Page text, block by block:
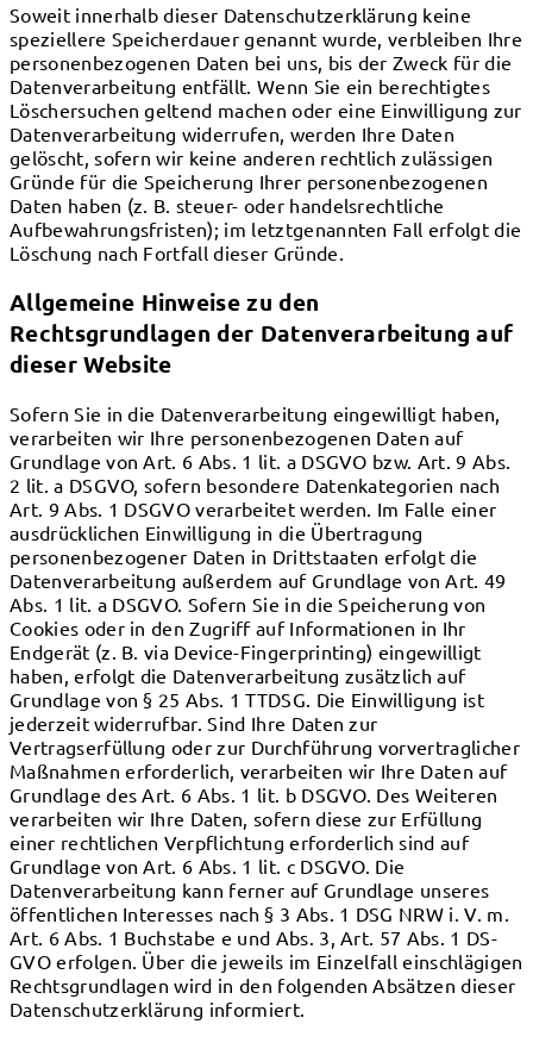
Soweit innerhalb dieser Datenschutzerklärung keine
speziellere Speicherdauer genannt wurde, verbleiben Ihre
personenbezogenen Daten bei uns, bis der Zweck für die
Datenverarbeitung entfällt. Wenn Sie ein berechtigtes
Löschersuchen geltend machen oder eine Einwilligung zur
Datenverarbeitung widerrufen, werden Ihre Daten
gelöscht, sofern wir keine anderen rechtlich zulässigen
Gründe für die Speicherung Ihrer personenbezogenen
Daten haben (z. B. steuer- oder handelsrechtliche
Aufbewahrungsfristen); im letztgenannten Fall erfolgt die
Löschung nach Fortfall dieser Gründe.
Allgemeine Hinweise zu den
Rechtsgrundlagen der Datenverarbeitung auf
dieser Website
Sofern Sie in die Datenverarbeitung eingewilligt haben,
verarbeiten wir Ihre personenbezogenen Daten auf
Grundlage von Art. 6 Abs. 1 lit. a DSGVO bzw. Art. 9 Abs.
2 lit. a DSGVO, sofern besondere Datenkategorien nach
Art. 9 Abs. 1 DSGVO verarbeitet werden. Im Falle einer
ausdrücklichen Einwilligung in die Übertragung
personenbezogener Daten in Drittstaaten erfolgt die
Datenverarbeitung außerdem auf Grundlage von Art. 49
Abs. 1 lit. a DSGVO. Sofern Sie in die Speicherung von
Cookies oder in den Zugriff auf Informationen in Ihr
Endgerät (z. B. via Device-Fingerprinting) eingewilligt
haben, erfolgt die Datenverarbeitung zusätzlich auf
Grundlage von § 25 Abs. 1 TTDSG. Die Einwilligung ist
jederzeit widerrufbar. Sind Ihre Daten zur
Vertragserfüllung oder zur Durchführung vorvertraglicher
Maßnahmen erforderlich, verarbeiten wir Ihre Daten auf
Grundlage des Art. 6 Abs. 1 lit. b DSGVO. Des Weiteren
verarbeiten wir Ihre Daten, sofern diese zur Erfüllung
einer rechtlichen Verpflichtung erforderlich sind auf
Grundlage von Art. 6 Abs. 1 lit. c DSGVO. Die
Datenverarbeitung kann ferner auf Grundlage unseres
öffentlichen Interesses nach § 3 Abs. 1 DSG NRW i. V. m.
Art. 6 Abs. 1 Buchstabe e und Abs. 3, Art. 57 Abs. 1 DS-
GVO erfolgen. Über die jeweils im Einzelfall einschlägigen
Rechtsgrundlagen wird in den folgenden Absätzen dieser
Datenschutzerklärung informiert.